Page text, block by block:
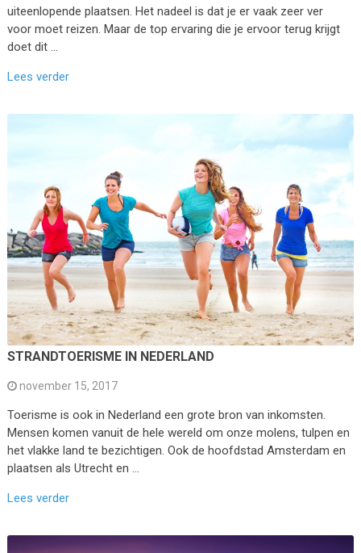
uiteenlopende plaatsen. Het nadeel is dat je er vaak zeer ver
voor moet reizen. Maar de top ervaring die je ervoor terug krijgt
doet dit …
Lees verder
STRANDTOERISME IN NEDERLAND
november 15, 2017
Toerisme is ook in Nederland een grote bron van inkomsten.
Mensen komen vanuit de hele wereld om onze molens, tulpen en
het vlakke land te bezichtigen. Ook de hoofdstad Amsterdam en
plaatsen als Utrecht en …
Lees verder